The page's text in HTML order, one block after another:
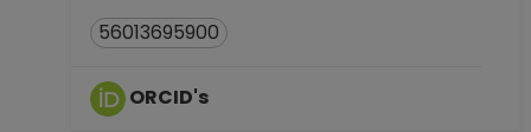
56013695900
ORCID's